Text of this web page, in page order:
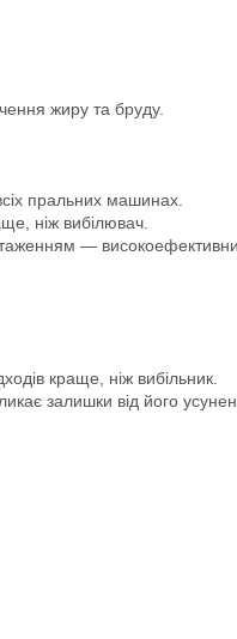
жиру та бруду.
пральних машинах.
ніж вибілювач.
—
краще, ніж вибільник.
залишки від його